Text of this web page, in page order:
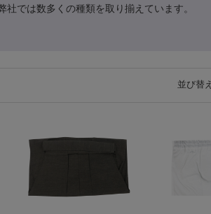
社では数多くの種類を取り揃えています。
並び替